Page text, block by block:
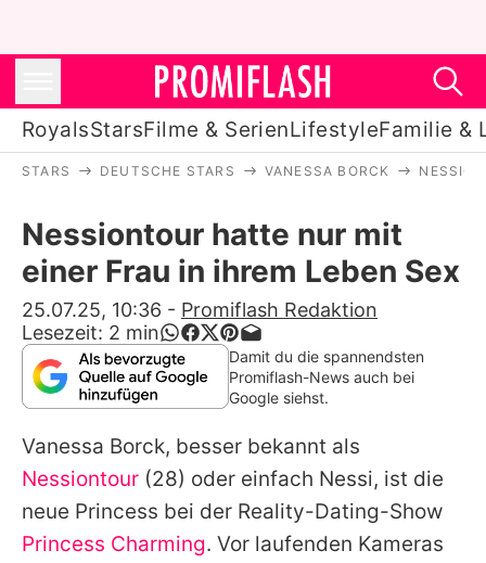
RoyalsStarsFilme & SerienLifestyleFamilie &
Stars
Filme & Serien
Lifestyle
Familie & Liebe
Alle Themen auf Promiflash
Jobs
STARS DEUTSCHE STARS VANESSA BORCK
Nessiontour hatte nur mit
einer Frau in ihrem Leben Sex
25.07.25, 10:36 - Promiflash Redaktion
Lesezeit: 2 min
Damit du die spannendsten
Promiflash-News auch bei
Google siehst.
Vanessa Borck, besser bekannt als
Nessiontour (28) oder einfach Nessi, ist die
neue Princess bei der Reality-Dating-Show
Princess Charming. Vor laufenden Kameras